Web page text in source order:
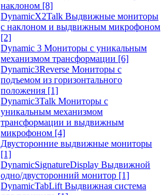
наклоном [8]
DynamicX2Talk Выдвижные мониторы
с наклоном и выдвижным микрофоном
[2]
Dynamic 3 Мониторы с уникальным
механизмом трансформации [6]
Dynamic3Reverse Мониторы с
подъемом из горизонтального
положения [1]
Dynamic3Talk Мониторы с
уникальным механизмом
трансформации и выдвижным
микрофоном [4]
Двусторонние выдвижные мониторы
[1]
DynamicSignatureDisplay Выдвижной
одно/двусторонний монитор [1]
DynamicTabLift Выдвижная система